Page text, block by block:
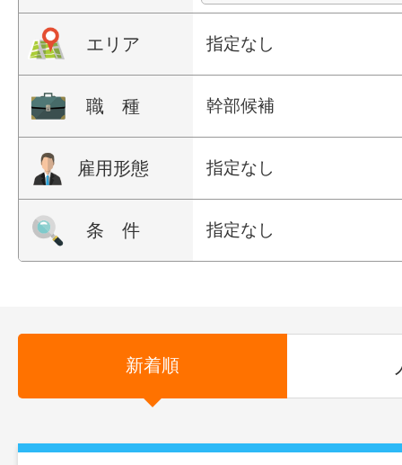
エリア 指定なし
職 種 幹部候補
雇用形態 指定なし
条 件 指定なし
新着順